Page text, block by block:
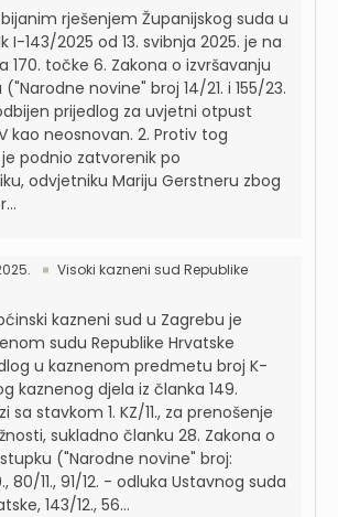
rješenjem Županijskog suda u
I-143/2025 od 13. svibnja 2025. je na
170. točke 6. Zakona o izvršavanju
novine" broj 14/21. i 155/23.
prijedlog za uvjetni otpust
kao neosnovan. 2. Protiv tog
podnio zatvorenik po
odvjetniku Mariju Gerstneru zbog
Visoki kazneni sud Republike
kazneni sud u Zagrebu je
sudu Republike Hrvatske
u kaznenom predmetu broj K-
kaznenog djela iz članka 149.
sa stavkom 1. KZ/11., za prenošenje
sukladno članku 28. Zakona o
("Narodne novine" broj:
80/11., 91/12. - odluka Ustavnog suda
143/12., 56...